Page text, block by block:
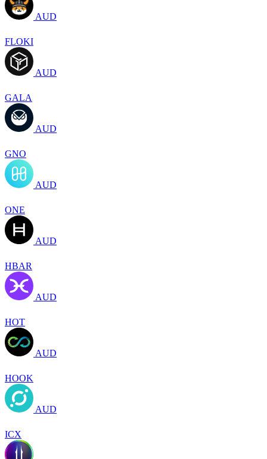
AUD
FLOKI
AUD
GALA
AUD
GNO
AUD
ONE
AUD
HBAR
AUD
HOT
AUD
HOOK
AUD
ICX